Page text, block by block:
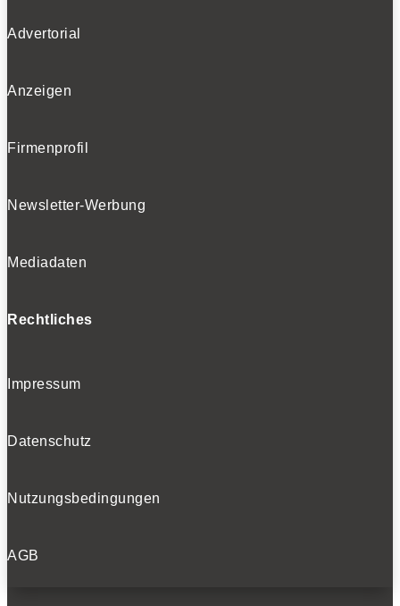
Advertorial
Anzeigen
Firmenprofil
Newsletter-Werbung
Mediadaten
Rechtliches
Impressum
Datenschutz
Nutzungsbedingungen
AGB